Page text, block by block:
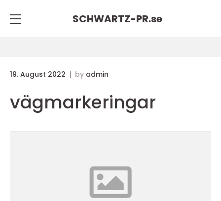
SCHWARTZ-PR.se
19. August 2022 by admin
vägmarkeringar